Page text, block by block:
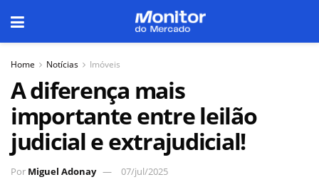
Home Notícias Imóveis
A diferença mais
importante entre leilão
judicial e extrajudicial!
Por Miguel Adonay 07/jul/2025